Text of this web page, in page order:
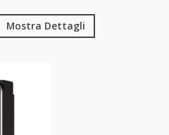
Mostra Dettagli